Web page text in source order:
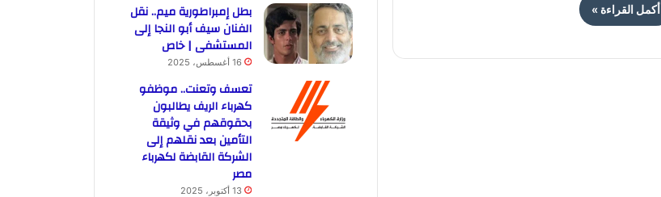
أكمل القراءة »
بطل إمبراطورية ميم.. نقل
الفنان سيف أبو النجا إلى
المستشفى | خاص
16 أغسطس، 2025
تعسف وتعنت.. موظفو
كهرباء الريف يطالبون
بحقوقهم في وثيقة
التأمين بعد نقلهم إلى
الشركة القابضة لكهرباء
مصر
13 أكتوبر، 2025